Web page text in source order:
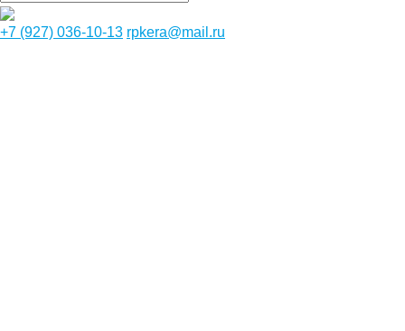
+7 (927) 036-10-13 rpkera@mail.ru